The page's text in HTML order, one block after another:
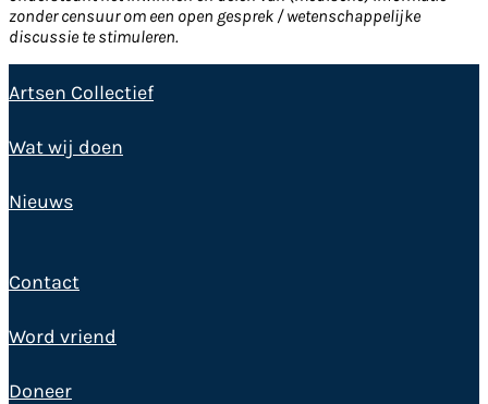
zonder censuur om een open gesprek / wetenschappelijke
discussie te stimuleren.
Artsen Collectief
Wat wij doen
Nieuws
Contact
Word vriend
Doneer